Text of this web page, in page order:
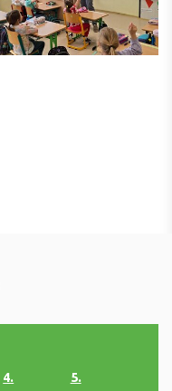
4. 5.